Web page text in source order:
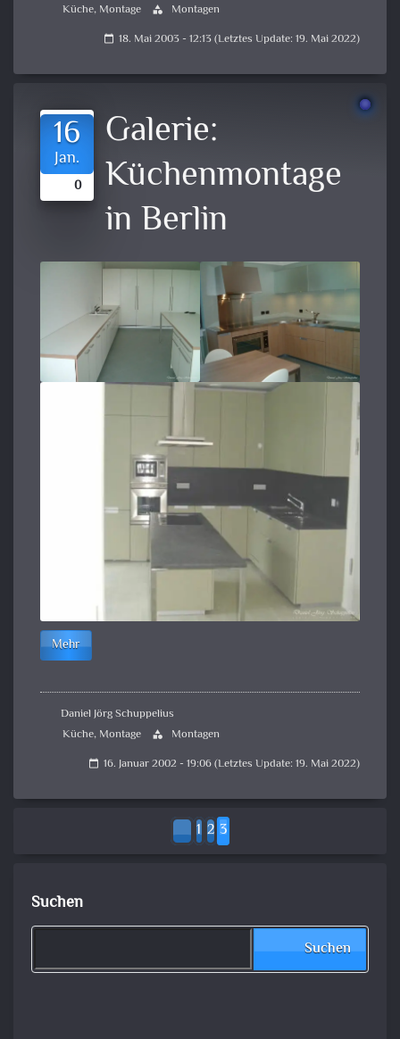
Küche, Montage category Montagen
calendar_today 18. Mai 2003 - 12:13 (Letztes Update: 19. Mai 2022)
16
Jan.
0
Galerie:
Küchenmontage
in Berlin
Mehr
Daniel Jörg Schuppelius
Küche, Montage category Montagen
calendar_today 16. Januar 2002 - 19:06 (Letztes Update: 19. Mai 2022)
1 2 3
Suchen
Suchen